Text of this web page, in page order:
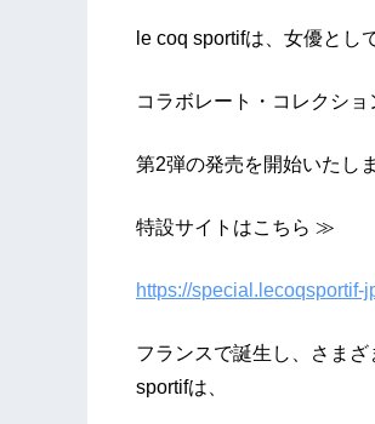
le coq sportifは、女優とし
コラボレート・コレクシ
第2弾の発売を開始いたし
特設サイトはこちら ≫
https://special.lecoqsportif-
フランスで誕生し、さま
sportifは、